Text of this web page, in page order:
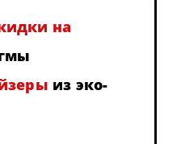
на
из эко-